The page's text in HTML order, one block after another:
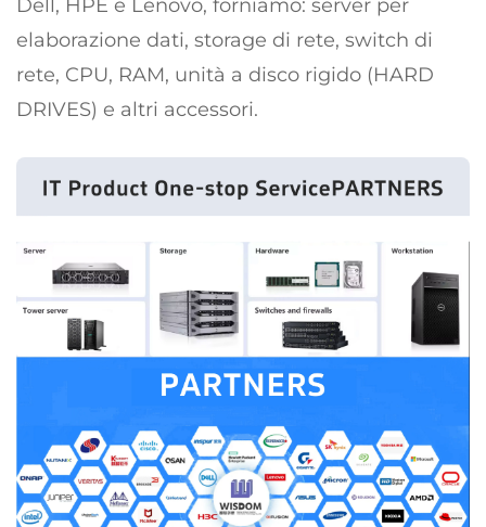
Dell, HPE e Lenovo, forniamo: server per
elaborazione dati, storage di rete, switch di
rete, CPU, RAM, unità a disco rigido (HARD
DRIVES) e altri accessori.